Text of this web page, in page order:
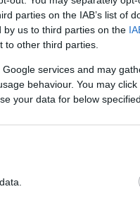
parties on the IAB’s list of
by us to third parties on the
to other third parties.
services and may
behaviour. You may
your data for below
proposte di
dei prezzi online
Caratteristiche Prodotto
93
Basato su 408